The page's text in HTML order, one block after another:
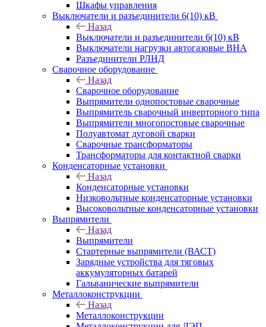
Шкафы управления
Выключатели и разъединители 6(10) кВ
Назад
Выключатели и разъединители 6(10) кВ
Выключатели нагрузки автогазовые ВНА
Разъединители РЛНД
Сварочное оборудование
Назад
Сварочное оборудование
Выпрямители однопостовые сварочные
Выпрямитель сварочный инверторного типа
Выпрямители многопостовые сварочные
Полуавтомат дуговой сварки
Сварочные трансформаторы
Трансформаторы для контактной сварки
Конденсаторные установки
Назад
Конденсаторные установки
Низковольтные конденсаторные установки
Высоковольтные конденсаторные установки
Выпрямители
Назад
Выпрямители
Стартерные выпрямители (ВАСТ)
Зарядные устройства для тяговых
аккумуляторных батарей
Гальванические выпрямители
Металлоконструкции
Назад
Металлоконструкции